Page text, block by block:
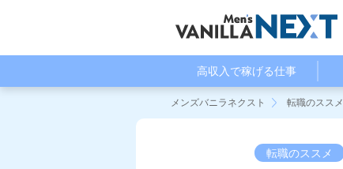
高収入で稼げる仕事
メンズバニラネクスト 転職のススメ
転職のススメ